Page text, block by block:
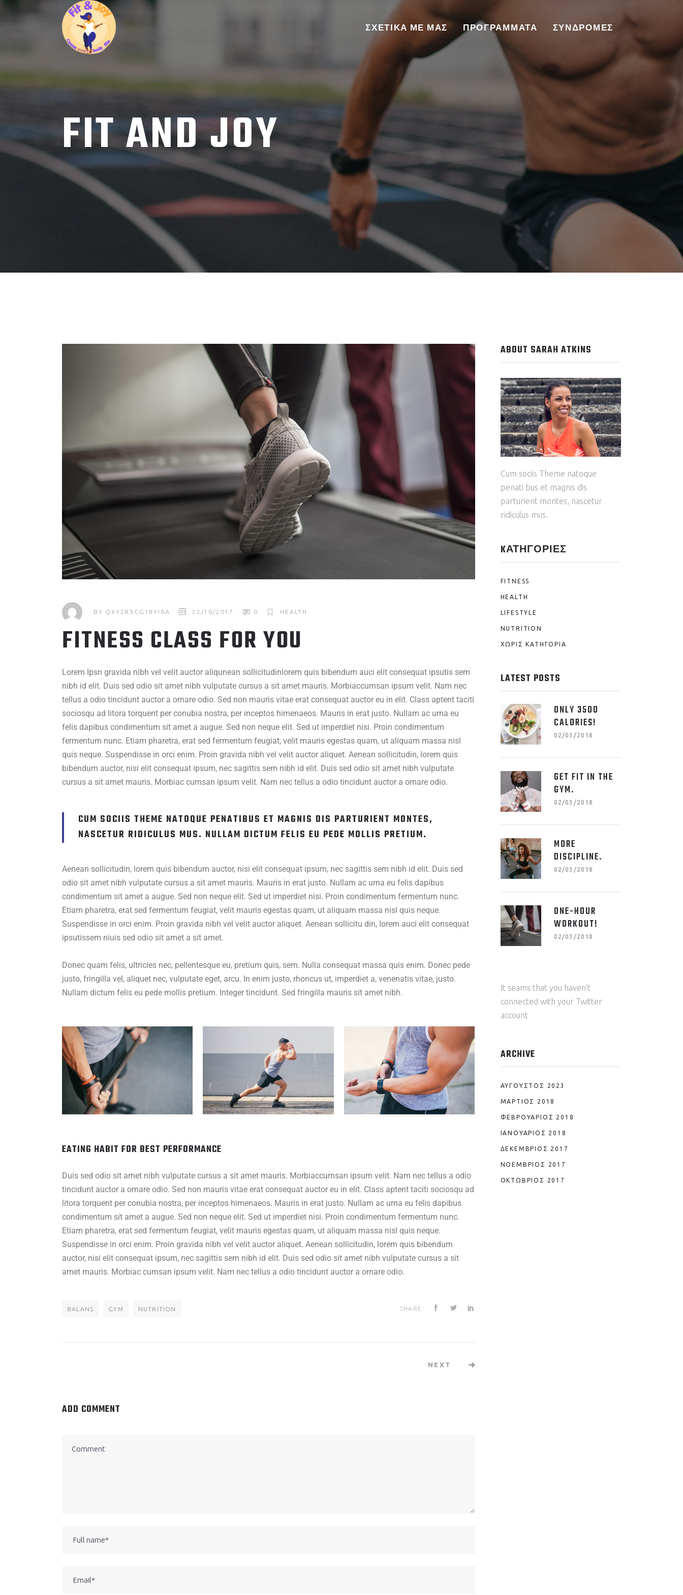
ΣΧΕΤΙΚΑ ΜΕ ΜΑΣ ΠΡΟΓΡΑΜΜΑΤΑ ΣΥΝΔΡΟΜΕΣ
FIT AND JOY
BY Q6Y2R5CG18YI0A 22/10/2017 0 HEALTH
FITNESS CLASS FOR YOU
Lorem Ipsn gravida nibh vel velit auctor aliqunean sollicitudinlorem quis bibendum auci elit consequat ipsutis sem
nibh id elit. Duis sed odio sit amet nibh vulputate cursus a sit amet mauris. Morbiaccumsan ipsum velit. Nam nec
tellus a odio tincidunt auctor a ornare odio. Sed non mauris vitae erat consequat auctor eu in elit. Class aptent taciti
sociosqu ad litora torquent per conubia nostra, per inceptos himenaeos. Mauris in erat justo. Nullam ac urna eu
felis dapibus condimentum sit amet a augue. Sed non neque elit. Sed ut imperdiet nisi. Proin condimentum
fermentum nunc. Etiam pharetra, erat sed fermentum feugiat, velit mauris egestas quam, ut aliquam massa nisl
quis neque. Suspendisse in orci enim. Proin gravida nibh vel velit auctor aliquet. Aenean sollicitudin, lorem quis
bibendum auctor, nisi elit consequat ipsum, nec sagittis sem nibh id elit. Duis sed odio sit amet nibh vulputate
cursus a sit amet mauris. Morbiac cumsan ipsum velit. Nam nec tellus a odio tincidunt auctor a ornare odio.
CUM SOCIIS THEME NATOQUE PENATIBUS ET MAGNIS DIS PARTURIENT MONTES,
NASCETUR RIDICULUS MUS. NULLAM DICTUM FELIS EU PEDE MOLLIS PRETIUM.
Aenean sollicitudin, lorem quis bibendum auctor, nisi elit consequat ipsum, nec sagittis sem nibh id elit. Duis sed
odio sit amet nibh vulputate cursus a sit amet mauris. Mauris in erat justo. Nullam ac urna eu felis dapibus
condimentum sit amet a augue. Sed non neque elit. Sed ut imperdiet nisi. Proin condimentum fermentum nunc.
Etiam pharetra, erat sed fermentum feugiat, velit mauris egestas quam, ut aliquam massa nisl quis neque.
Suspendisse in orci enim. Proin gravida nibh vel velit auctor aliquet. Aenean sollicitu din, lorem auci elit consequat
ipsutissem niuis sed odio sit amet a sit amet.
Donec quam felis, ultricies nec, pellentesque eu, pretium quis, sem. Nulla consequat massa quis enim. Donec pede
justo, fringilla vel, aliquet nec, vulputate eget, arcu. In enim justo, rhoncus ut, imperdiet a, venenatis vitae, justo.
Nullam dictum felis eu pede mollis pretium. Integer tincidunt. Sed fringilla mauris sit amet nibh.
EATING HABIT FOR BEST PERFORMANCE
Duis sed odio sit amet nibh vulputate cursus a sit amet mauris. Morbiaccumsan ipsum velit. Nam nec tellus a odio
tincidunt auctor a ornare odio. Sed non mauris vitae erat consequat auctor eu in elit. Class aptent taciti sociosqu ad
litora torquent per conubia nostra, per inceptos himenaeos. Mauris in erat justo. Nullam ac urna eu felis dapibus
condimentum sit amet a augue. Sed non neque elit. Sed ut imperdiet nisi. Proin condimentum fermentum nunc.
Etiam pharetra, erat sed fermentum feugiat, velit mauris egestas quam, ut aliquam massa nisl quis neque.
Suspendisse in orci enim. Proin gravida nibh vel velit auctor aliquet. Aenean sollicitudin, lorem quis bibendum
auctor, nisi elit consequat ipsum, nec sagittis sem nibh id elit. Duis sed odio sit amet nibh vulputate cursus a sit
amet mauris. Morbiac cumsan ipsum velit. Nam nec tellus a odio tincidunt auctor a ornare odio.
BALANS GYM NUTRITION SHARE:
NEXT
ADD COMMENT
ABOUT SARAH ATKINS
Cum sociis Theme natoque
penati bus et magnis dis
parturient montes, nascetur
ridiculus mus.
KΑΤΗΓΟΡΊΕΣ
FITNESS
HEALTH
LIFESTYLE
NUTRITION
ΧΩΡΊΣ ΚΑΤΗΓΟΡΊΑ
LATEST POSTS
ONLY 3500
CALORIES!
02/03/2018
GET FIT IN THE
GYM.
02/03/2018
MORE
DISCIPLINE.
02/03/2018
ONE-HOUR
WORKOUT!
02/03/2018
It seams that you haven't
connected with your Twitter
account
ARCHIVE
ΑΎΓΟΥΣΤΟΣ 2023
ΜΆΡΤΙΟΣ 2018
ΦΕΒΡΟΥΆΡΙΟΣ 2018
ΙΑΝΟΥΆΡΙΟΣ 2018
ΔΕΚΈΜΒΡΙΟΣ 2017
ΝΟΈΜΒΡΙΟΣ 2017
ΟΚΤΏΒΡΙΟΣ 2017